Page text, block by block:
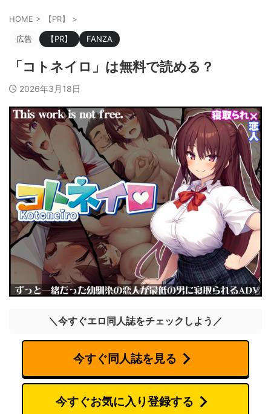
HOME > 【PR】 >
広告 【PR】 FANZA
「コトネイロ」は無料で読める？
2026年3月18日
＼今すぐエロ同人誌をチェックしよう／
今すぐ同人誌を見る
今すぐお気に入り登録する